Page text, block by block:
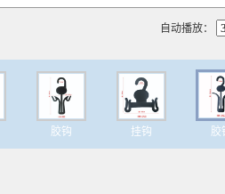
自动播放：
胶钩 挂钩 胶